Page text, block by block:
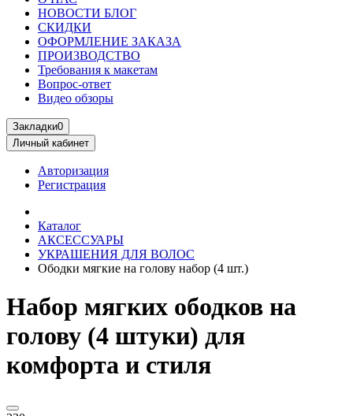
НОВОСТИ БЛОГ
СКИДКИ
ОФОРМЛЕНИЕ ЗАКАЗА
ПРОИЗВОДСТВО
Требования к макетам
Вопрос-ответ
Видео обзоры
Закладки0
Личный кабинет
Авторизация
Регистрация
Каталог
АКСЕССУАРЫ
УКРАШЕНИЯ ДЛЯ ВОЛОС
Ободки мягкие на голову набор (4 шт.)
Набор мягких ободков на
голову (4 штуки) для
комфорта и стиля